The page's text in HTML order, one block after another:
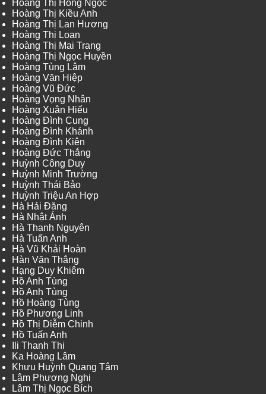
Hoàng Thị Hồng Ngọc
Hoàng Thị Kiều Anh
Hoàng Thị Lan Hương
Hoàng Thị Loan
Hoàng Thị Mai Trang
Hoàng Thị Ngọc Huyền
Hoàng Tùng Lâm
Hoàng Văn Hiệp
Hoàng Vũ Đức
Hoàng Vọng Nhân
Hoàng Xuân Hiếu
Hoàng Đình Cung
Hoàng Đình Khánh
Hoàng Đình Kiên
Hoàng Đức Thắng
Huỳnh Công Duy
Huỳnh Minh Trường
Huỳnh Thái Bảo
Huỳnh Triệu An Hợp
Hà Hải Đăng
Hà Nhật Ánh
Hà Thanh Nguyên
Hà Tuấn Anh
Hà Vũ Khải Hoàn
Hàn Văn Thắng
Hạng Duy Khiêm
Hồ Anh Tùng
Hồ Anh Tùng
Hồ Hoàng Tùng
Hồ Phương Linh
Hồ Thị Diễm Chinh
Hồ Tuấn Anh
Ili Thanh Thi
Ka Hoàng Lâm
Khưu Huỳnh Quang Tâm
Lâm Phương Nghi
Lâm Thị Ngọc Bích